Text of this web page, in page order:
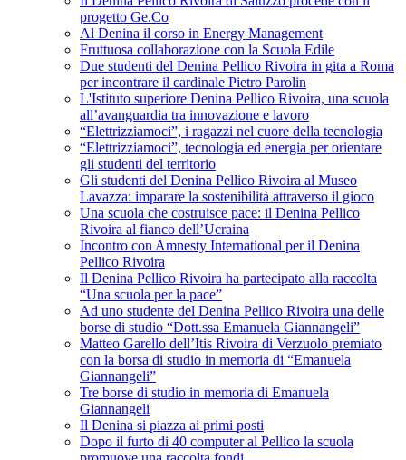
progetto Ge.Co
Al Denina il corso in Energy Management
Fruttuosa collaborazione con la Scuola Edile
Due studenti del Denina Pellico Rivoira in gita a Roma
per incontrare il cardinale Pietro Parolin
L'Istituto superiore Denina Pellico Rivoira, una scuola
all’avanguardia tra innovazione e lavoro
“Elettrizziamoci”, i ragazzi nel cuore della tecnologia
“Elettrizziamoci”, tecnologia ed energia per orientare
gli studenti del territorio
Gli studenti del Denina Pellico Rivoira al Museo
Lavazza: imparare la sostenibilità attraverso il gioco
Una scuola che costruisce pace: il Denina Pellico
Rivoira al fianco dell’Ucraina
Incontro con Amnesty International per il Denina
Pellico Rivoira
Il Denina Pellico Rivoira ha partecipato alla raccolta
“Una scuola per la pace”
Ad uno studente del Denina Pellico Rivoira una delle
borse di studio “Dott.ssa Emanuela Giannangeli”
Matteo Garello dell’Itis Rivoira di Verzuolo premiato
con la borsa di studio in memoria di “Emanuela
Giannangeli”
Tre borse di studio in memoria di Emanuela
Giannangeli
Il Denina si piazza ai primi posti
Dopo il furto di 40 computer al Pellico la scuola